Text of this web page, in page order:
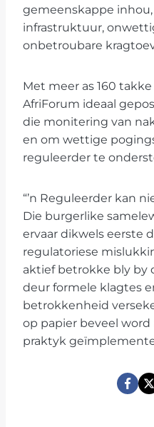
gemeenskappe
infrastruktuur,
onbetroubare
Met meer as 160
AfriForum ideaal
die monitering van
en om wettige
reguleerder te
“’n Reguleerder kan
Die burgerlike
ervaar dikwels eerste
regulatoriese
aktief betrokke bly by
deur formele klagtes
betrokkenheid
op papier beveel word
praktyk